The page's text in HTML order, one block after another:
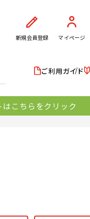
新規会員登録 マイページ
ご利用ガイド
こちらをクリック